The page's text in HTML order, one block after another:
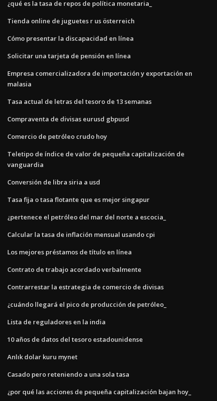
¿qué es la tasa de repos de política monetaria_
Tienda online de juguetes r us österreich
Cómo presentar la discapacidad en línea
Solicitar una tarjeta de pensión en línea
Empresa comercializadora de importación y exportación en
malasia
Tasa actual de letras del tesoro de 13 semanas
Compraventa de divisas eurusd gbpusd
Comercio de petróleo crudo hoy
Teletipo de índice de valor de pequeña capitalización de
vanguardia
Conversión de libra siria a usd
Tasa fija o tasa flotante que es mejor singapur
¿pertenece el petróleo del mar del norte a escocia_
Calcular la tasa de inflación mensual usando cpi
Los mejores préstamos de título en línea
Contrato de trabajo acordado verbalmente
Contrarrestar la estrategia de comercio de divisas
¿cuándo llegará el pico de producción de petróleo_
Lista de reguladores en la india
10 años de datos del tesoro estadounidense
Anlık dolar kuru mynet
Casado pero reteniendo a una sola tasa
¿por qué las acciones de pequeña capitalización bajan hoy_